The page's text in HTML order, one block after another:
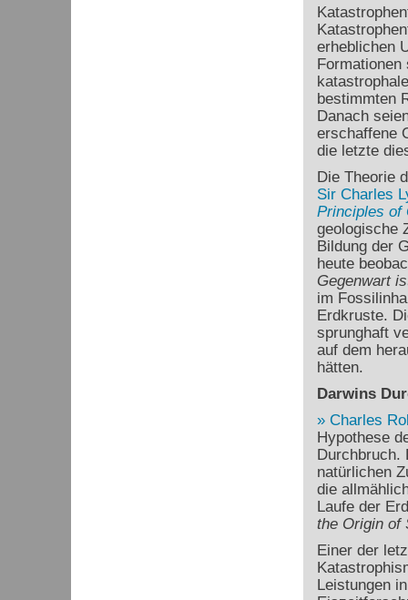
erheblichen
bestimmten
Danach
erschaffene
die letzte
Die Theorie
Sir Charles
Principles of
geologische
Bildung der
heute
Gegenwart
im
Erdkruste.
sprunghaft
auf dem
hätten.
Darwins
Charles
Hypothese
Durchbruch.
natürlichen
die
Laufe der
the Origin of
Einer der
Leistungen